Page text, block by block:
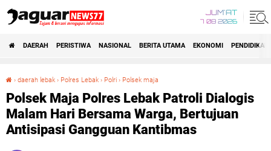
JUM'AT
7 08 2026
DAERAH PERISTIWA NASIONAL BERITA UTAMA EKONOMI PENDIDIKAN
› daerah lebak › Polres Lebak › Polri › Polsek maja
Polsek Maja Polres Lebak Patroli Dialogis
Malam Hari Bersama Warga, Bertujuan
Antisipasi Gangguan Kantibmas